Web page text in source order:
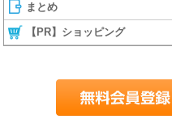
まとめ
【PR】ショッピング